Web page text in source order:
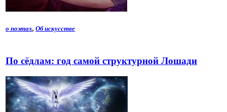
о поэтах, Об искусстве
По сёдлам: год самой структурной Лошади